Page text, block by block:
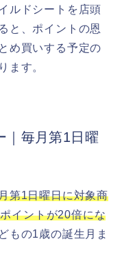
ルドシートを店頭
と、ポイントの恩
め買いする予定の
ます。
毎月第1日曜
第1日曜日に対象商
イントが20倍にな
もの1歳の誕生月ま